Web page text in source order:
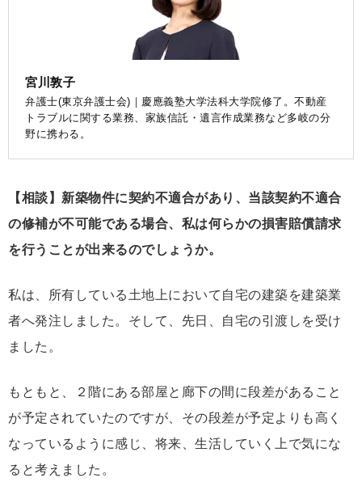
宮川敦子
弁護士(東京弁護士会)｜慶應義塾大学法科大学院修了。不動産
トラブルに関する業務、家族信託・遺言作成業務など多岐の分
野に携わる。
【相談】新築物件に契約不適合があり、当該契約不適合
の修補が不可能である場合、私は何らかの損害賠償請求
を行うことが出来るのでしょうか。
私は、所有している土地上において自宅の建築を建築業
者へ発注しました。そして、先日、自宅の引渡しを受け
ました。
もともと、２階にある部屋と廊下の間に段差があること
が予定されていたのですが、その段差が予定よりも高く
なっているように感じ、将来、生活していく上で気にな
ると考えました。